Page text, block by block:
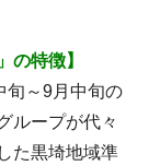
の特徴】
旬～9月中旬の
ループが代々
た黒埼地域準